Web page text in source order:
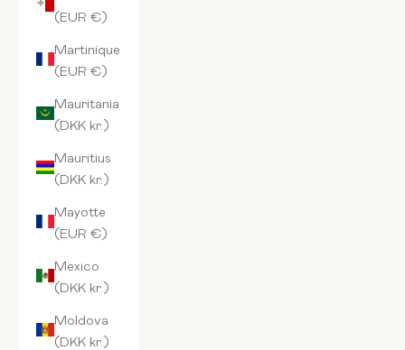
(EUR €)
Martinique
(EUR €)
Mauritania
(DKK kr.)
Mauritius
(DKK kr.)
Mayotte
(EUR €)
Mexico
(DKK kr.)
Moldova
(DKK kr.)